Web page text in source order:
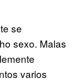
se
sexo. Malas
varios